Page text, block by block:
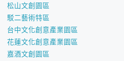
松山文創園區
駁二藝術特區
台中文化創意產業園區
花蓮文化創意產業園區
嘉酒文創園區